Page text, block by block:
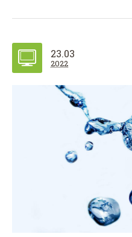
23.03
2022